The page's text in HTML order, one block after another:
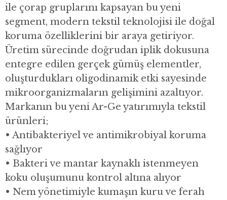
ile çorap gruplarını kapsayan bu yeni
segment, modern tekstil teknolojisi ile doğal
koruma özelliklerini bir araya getiriyor.
Üretim sürecinde doğrudan iplik dokusuna
entegre edilen gerçek gümüş elementler,
oluşturdukları oligodinamik etki sayesinde
mikroorganizmaların gelişimini azaltıyor.
Markanın bu yeni Ar-Ge yatırımıyla tekstil
ürünleri;
• Antibakteriyel ve antimikrobiyal koruma
sağlıyor
• Bakteri ve mantar kaynaklı istenmeyen
koku oluşumunu kontrol altına alıyor
• Nem yönetimiyle kumaşın kuru ve ferah